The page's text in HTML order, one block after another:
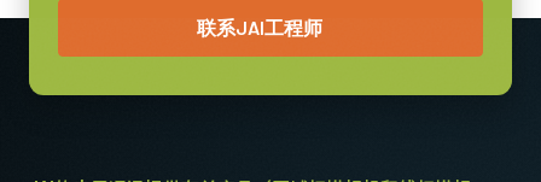
9 毫米
7.1 x 5.4 mm
联系JAI工程师